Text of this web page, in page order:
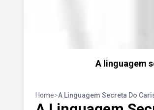
A linguagem
Home>A Linguagem Secreta Do